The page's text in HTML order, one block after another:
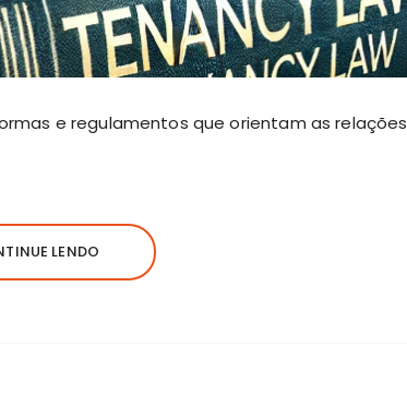
e regulamentos que orientam as relações
LENDO